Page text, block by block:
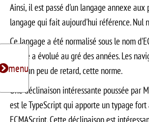
subnavigation
menu
Ainsi, il est passé d'un langage annexe aux
langage qui fait aujourd'hui référence. Nul
Ce langage a été normalisé sous le nom
norme a évolué au gré des années. Les
avec un peu de retard, cette norme.
Une déclinaison intéressante poussée par
est le TypeScript qui apporte un typage
ECMAScript. Cette déclinaison est